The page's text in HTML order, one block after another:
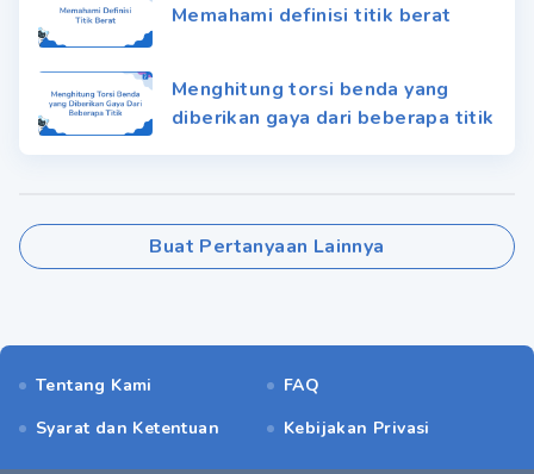
Memahami definisi titik berat
Menghitung torsi benda yang
diberikan gaya dari beberapa titik
Buat Pertanyaan Lainnya
Tentang Kami
FAQ
Syarat dan Ketentuan
Kebijakan Privasi